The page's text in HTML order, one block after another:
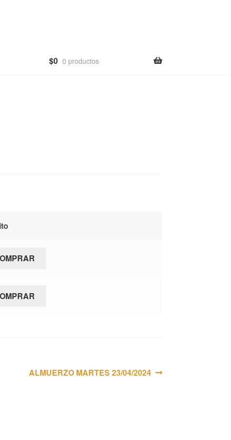
$0 0 productos
Siguiente:
ALMUERZO MARTES 23/04/2024